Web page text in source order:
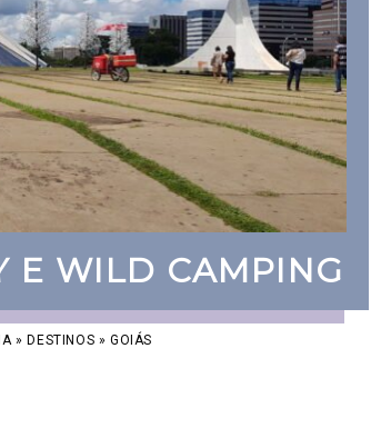
E WILD CAMPING
» DESTINOS » GOIÁS